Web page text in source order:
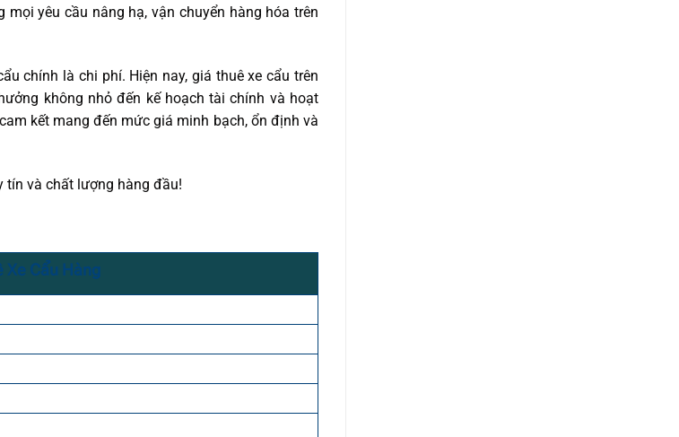
yêu cầu nâng hạ, vận chuyển hàng hóa trên
chính là chi phí. Hiện nay, giá thuê xe cẩu trên
không nhỏ đến kế hoạch tài chính và hoạt
kết mang đến mức giá minh bạch, ổn định và
tín và chất lượng hàng đầu!
Xe Cẩu Hàng